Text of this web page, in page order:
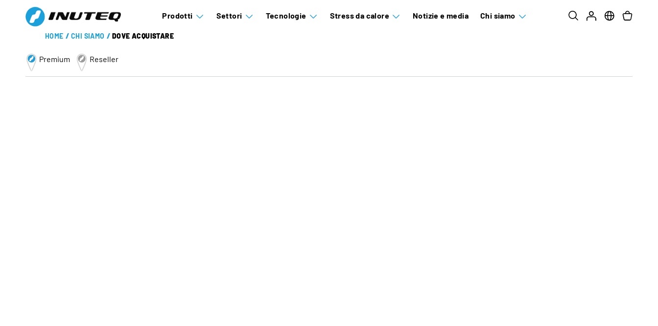
Prodotti Settori Tecnologie Stress da calore Notizie e media Chi siamo
HOME / CHI SIAMO / DOVE ACQUISTARE
Premium Reseller